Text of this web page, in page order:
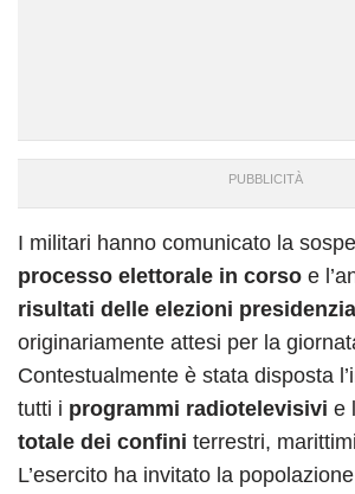
I militari hanno comunicato la
processo elettorale in corso e
risultati delle elezioni
originariamente attesi per la
Contestualmente è stata disposta
tutti i programmi radiotelevisivi e
totale dei confini terrestri,
L’esercito ha invitato la